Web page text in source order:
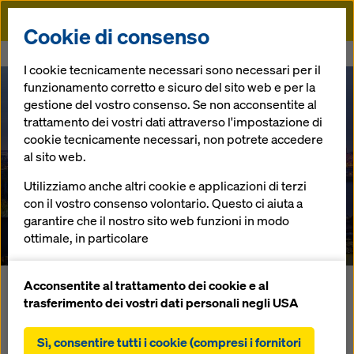
Doka
Ponte sul fiume
Sava
Serbia
Per l'ampliamento della capacità dell'infrastruttura stradale
di Belgrado il fattore più importante è un nuovo ponte sul
fiume Sava. Con il pilone alto 200 m il nuovo ponte strallato
è divenuto un importante simbolo della capitale della
Cookie di consenso
I cookie tecnicamente necessari sono necessari per il
funzionamento corretto e sicuro del sito web e per la
gestione del vostro consenso. Se non acconsentite al
trattamento dei vostri dati attraverso l'impostazione di
cookie tecnicamente necessari, non potrete accedere
al sito web.
Utilizziamo anche altri cookie e applicazioni di terzi
con il vostro consenso volontario. Questo ci aiuta a
garantire che il nostro sito web funzioni in modo
ottimale, in particolare
nostro sito web (cookie funzionali e statistici),
facilitare un processo di acquisto senza problemi
statistici),
Acconsentite al trattamento dei cookie e al
trasferimento dei vostri dati personali negli USA
Sì, consentire tutti i cookie (compresi i fornitori